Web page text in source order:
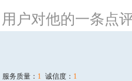
用户对他的一条点
服务质量： 1 诚信度： 1